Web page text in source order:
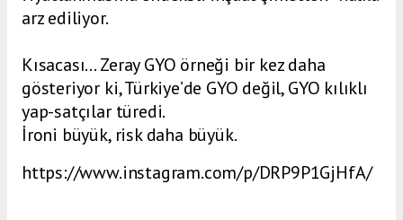
arz ediliyor.
Kısacası… Zeray GYO örneği bir kez daha
gösteriyor ki, Türkiye’de GYO değil, GYO kılıklı
yap-satçılar türedi.
İroni büyük, risk daha büyük.
https://www.instagram.com/p/DRP9P1GjHfA/